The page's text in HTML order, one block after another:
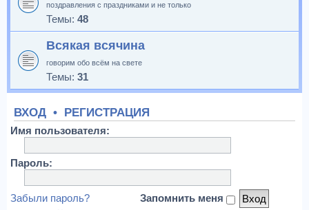
поздравления с праздниками и не только
Темы: 48
Всякая всячина
говорим обо всём на свете
Темы: 31
ВХОД • РЕГИСТРАЦИЯ
Имя пользователя:
Пароль:
Забыли пароль? Запомнить меня